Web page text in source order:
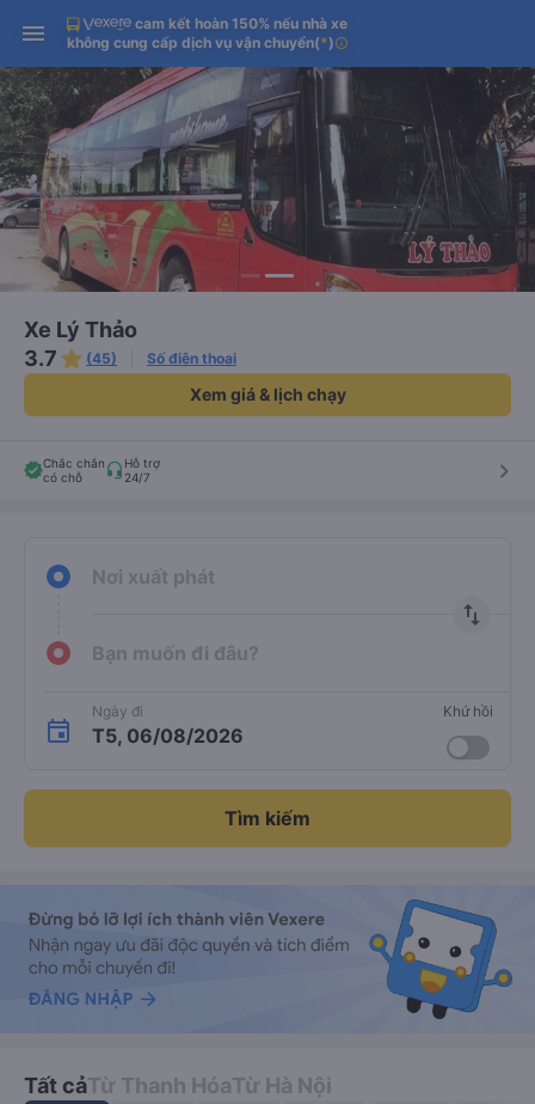
Tải app Vexere ngay!
Nhận ưu đãi thành viên độc
quyền
Tải app Vexere
-30k/ghế khi đặt vé máy bay qua
app
cam kết hoàn 150% nếu nhà xe
không cung cấp dịch vụ vận chuyển(*)info
Xe Lý Thảo
3.7
(45) Số điện thoại
Xem giá & lịch chạy
Chắc chắn
có chỗ
Hỗ trợ
24/7
keyboard_arrow_right
Nơi xuất phát
import_export
Bạn muốn đi đâu?
Ngày đi
T5, 06/08/2026
Khứ hồi
Tìm kiếm
Tất cảTừ Thanh HóaTừ Hà Nội